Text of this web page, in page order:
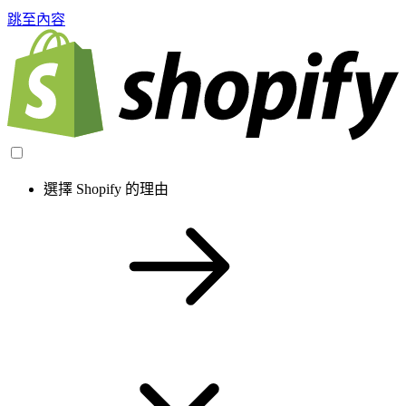
跳至內容
選擇 Shopify 的理由